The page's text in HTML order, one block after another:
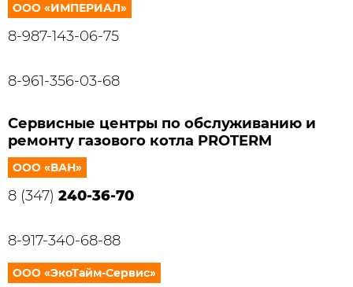
ООО «ИМПЕРИАЛ»
8-987-143-06-75
8-961-356-03-68
Сервисные центры по обслуживанию и
ремонту газового котла PROTERM
ООО «ВАН»
8 (347) 240-36-70
8-917-340-68-88
ООО «ЭкоТайм-Сервис»